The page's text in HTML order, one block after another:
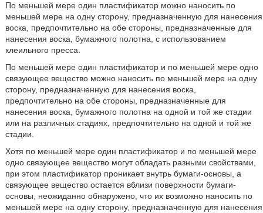
По меньшей мере один пластификатор можно наносить по
меньшей мере на одну сторону, предназначенную для нанесения
воска, предпочтительно на обе стороны, предназначенные для
нанесения воска, бумажного полотна, с использованием
клеильного пресса.
По меньшей мере один пластификатор и по меньшей мере одно
связующее вещество можно наносить по меньшей мере на одну
сторону, предназначенную для нанесения воска,
предпочтительно на обе стороны, предназначенные для
нанесения воска, бумажного полотна на одной и той же стадии
или на различных стадиях, предпочтительно на одной и той же
стадии.
Хотя по меньшей мере один пластификатор и по меньшей мере
одно связующее вещество могут обладать разными свойствами,
при этом пластификатор проникает внутрь бумаги-основы, а
связующее вещество остается вблизи поверхности бумаги-
основы, неожиданно обнаружено, что их возможно наносить по
меньшей мере на одну сторону, предназначенную для нанесения